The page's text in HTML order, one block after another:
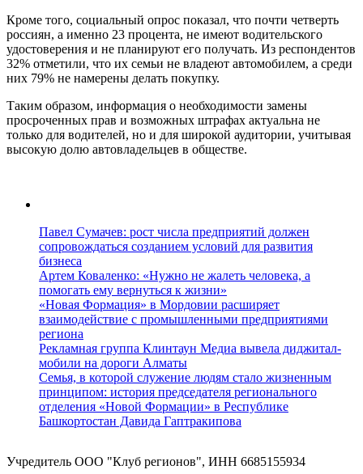
Кроме того, социальный опрос показал, что почти четверть
россиян, а именно 23 процента, не имеют водительского
удостоверения и не планируют его получать. Из респондентов
32% отметили, что их семьи не владеют автомобилем, а среди
них 79% не намерены делать покупку.
Таким образом, информация о необходимости замены
просроченных прав и возможных штрафах актуальна не
только для водителей, но и для широкой аудитории, учитывая
высокую долю автовладельцев в обществе.
Павел Сумачев: рост числа предприятий должен
сопровождаться созданием условий для развития
бизнеса
Артем Коваленко: «Нужно не жалеть человека, а
помогать ему вернуться к жизни»
«Новая Формация» в Мордовии расширяет
взаимодействие с промышленными предприятиями
региона
Рекламная группа Клинтаун Медиа вывела диджитал-
мобили на дороги Алматы
Семья, в которой служение людям стало жизненным
принципом: история председателя регионального
отделения «Новой Формации» в Республике
Башкортостан Давида Гаптракипова
Учредитель ООО "Клуб регионов", ИНН 6685155934